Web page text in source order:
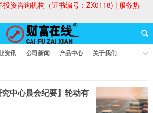
投资咨询机构（证书编号：ZX0118) | 服务热
资讯 公司新闻 产品中心
关于我们
究中心晨会纪要】轮动有